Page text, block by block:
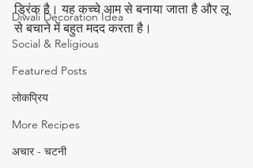
Diwali Decoration Idea
Social & Religious
Featured Posts
लोकप्रिय
More Recipes
अचार - चटनी
ड्रिंक है। यह कच्चे आम से बनाया जाता है और लू
से बचाने में बहुत मदद करता है।